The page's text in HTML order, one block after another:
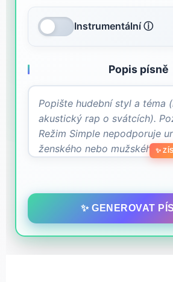
Instrumentální ⓘ
Popis písně
✨
✨ GENEROVAT